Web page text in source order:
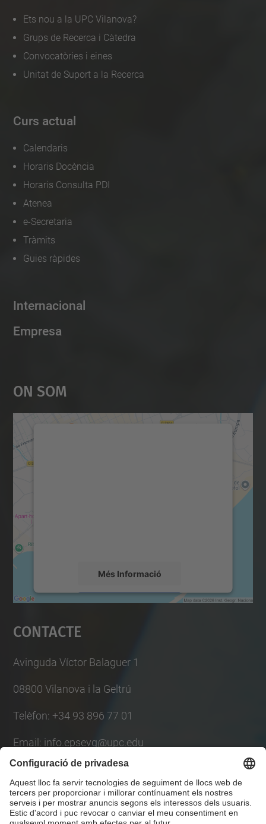
Ets nou a la UPC Vilanova?
Grups de Recerca i Càtedra
Convocatòries i eines
Unitat de Suport a la Recerca
Curs actual
Calendaris
Horaris Docència
Horaris Consulta PDI
Atenea
e-Secretaria
Tràmits
Guies ràpides
Internacional
Empresa
On Som
Més Informació
Accepta
powered by
Contacte
Avinguda Víctor Balaguer 1
08800 Vilanova i la Geltrú
Telèfon: +34 93 896 77 01
Email: info.epsevg@upc.edu
Llista Xarxes Socials